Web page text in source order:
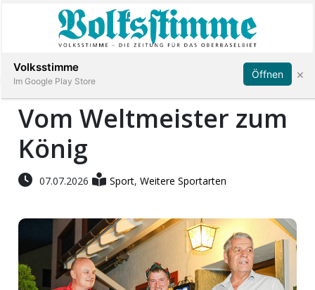
Immobilien
Veranstaltungen
Stellen
Paper
Abonnieren Anmelden
Vom Weltmeister zum
König
07.07.2026 Sport,Weitere Sportarten
Volksstimme
Im Google Play Store
Öffnen ×